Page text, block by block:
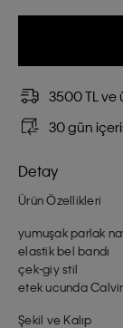
3500 TL ve
30 gün
Detay
Ürün Özellikleri
yumuşak parlak
elastik bel bandı
çek-giy stil
etek ucunda Calvin
Şekil ve Kalıp